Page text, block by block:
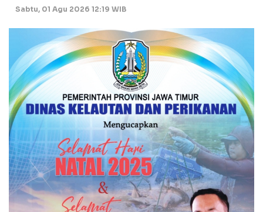
Sabtu, 01 Agu 2026 12:19 WIB